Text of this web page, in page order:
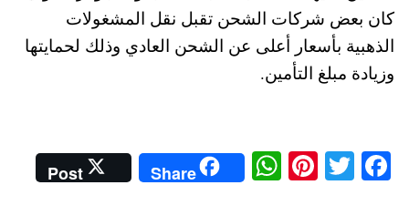
كان بعض شركات الشحن تقبل نقل المشغولات
الذهبية بأسعار أعلى عن الشحن العادي وذلك لحمايتها
وزيادة مبلغ التأمين.
Fa
T
Pi
W
ha
Share
Post